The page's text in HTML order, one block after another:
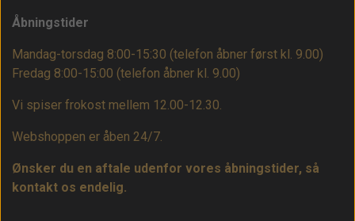
Åbningstider
Mandag-torsdag 8:00-15:30 (telefon åbner først kl. 9.00)
Fredag 8:00-15:00 (telefon åbner kl. 9.00)
Vi spiser frokost mellem 12.00-12.30.
Webshoppen er åben 24/7.
Ønsker du en aftale udenfor vores åbningstider, så
kontakt os endelig.